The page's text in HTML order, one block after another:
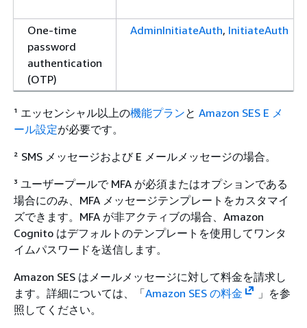
One-time
password
authentication
(OTP)
AdminInitiateAuth, InitiateAuth
¹ エッセンシャル以上の機能プランと Amazon SES E メ
ール設定が必要です。
² SMS メッセージおよび E メールメッセージの場合。
³ ユーザープールで MFA が必須またはオプションである
場合にのみ、MFA メッセージテンプレートをカスタマイ
ズできます。MFA が非アクティブの場合、Amazon
Cognito はデフォルトのテンプレートを使用してワンタ
イムパスワードを送信します。
Amazon SES はメールメッセージに対して料金を請求し
ます。詳細については、「Amazon SES の料金
」を参
照してください。